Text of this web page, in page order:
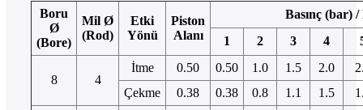
Boru
Ø
(Bore)
Mil Ø
(Rod)
Etki
Yönü
Piston
Alanı
Basınç (bar)
1
2 3 4
8 4
İtme 0.50 0.50 1.0 1.5 2.0
Çekme
0.38 0.38 0.8 1.1 1.5